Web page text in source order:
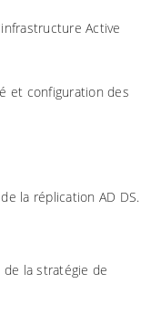
Active
et configuration des
la réplication AD DS.
la stratégie de